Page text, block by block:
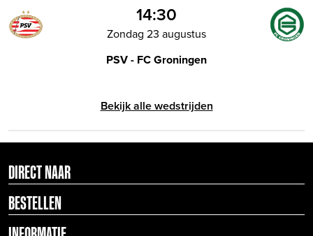
14:30
Zondag 23 augustus
PSV - FC Groningen
Bekijk alle wedstrijden
DIRECT NAAR
BESTELLEN